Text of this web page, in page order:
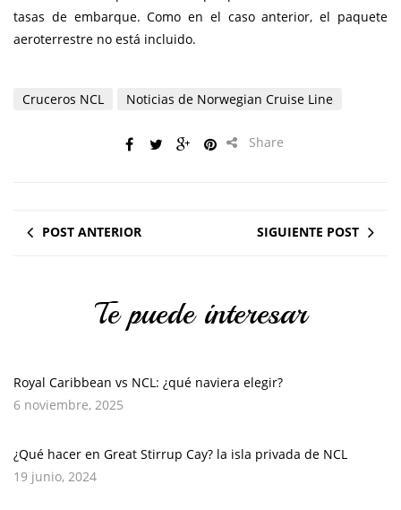
tasas de embarque. Como en el caso anterior, el paquete
aeroterrestre no está incluido.
Cruceros NCL Noticias de Norwegian Cruise Line
Share
POST ANTERIOR SIGUIENTE POST
Te puede interesar
Royal Caribbean vs NCL: ¿qué naviera elegir?
6 noviembre, 2025
¿Qué hacer en Great Stirrup Cay? la isla privada de NCL
19 junio, 2024